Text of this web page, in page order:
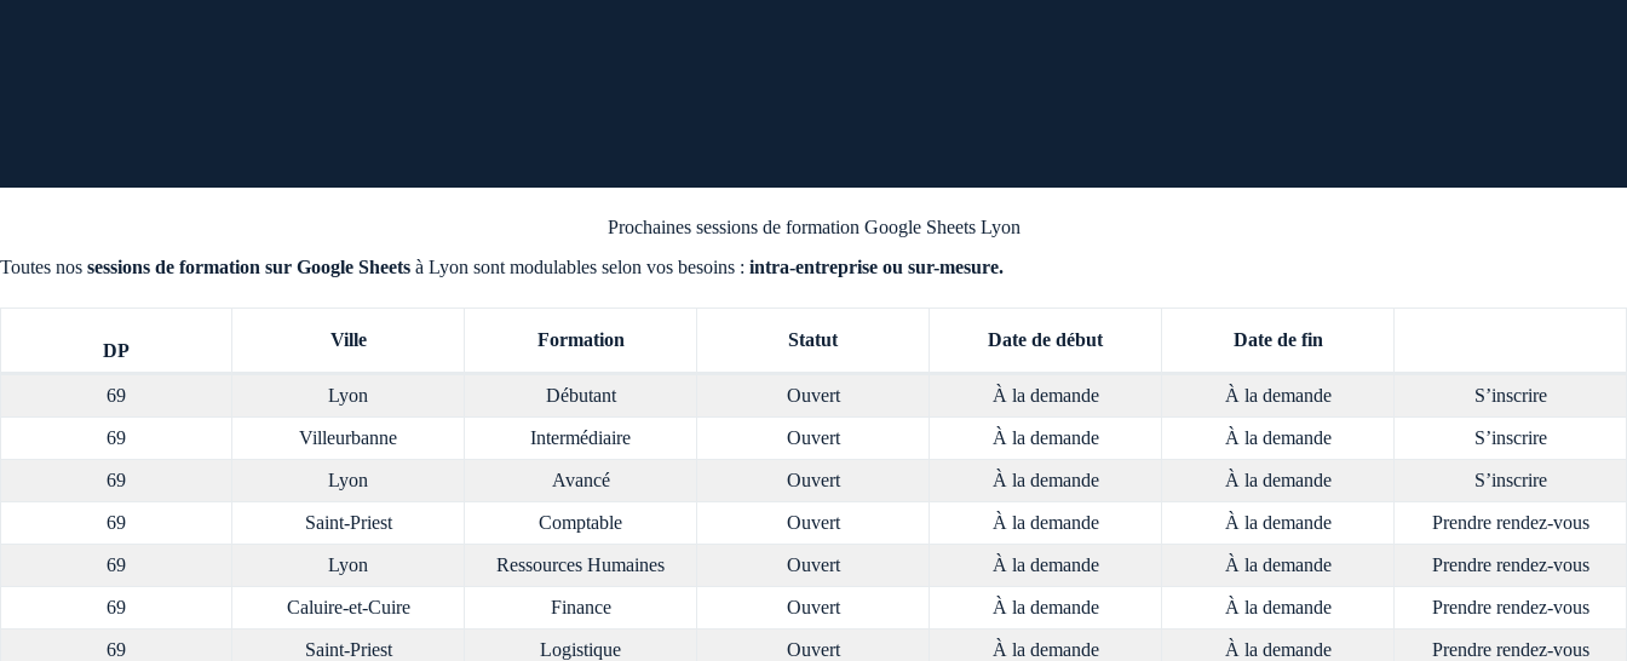
Prochaines sessions de formation Google Sheets Lyon
Toutes nos sessions de formation sur Google Sheets à Lyon sont modulables selon vos besoins : intra-entreprise ou sur-mesure.
DP
Ville Formation Statut Date de début Date de fin
69 Lyon Débutant Ouvert À la demande À la demande S’inscrire
69 Villeurbanne Intermédiaire Ouvert À la demande À la demande S’inscrire
69 Lyon Avancé Ouvert À la demande À la demande S’inscrire
69 Saint-Priest Comptable Ouvert À la demande À la demande Prendre rendez-vous
69 Lyon Ressources Humaines Ouvert À la demande À la demande Prendre rendez-vous
69 Caluire-et-Cuire Finance Ouvert À la demande À la demande Prendre rendez-vous
69 Saint-Priest Logistique Ouvert À la demande À la demande Prendre rendez-vous